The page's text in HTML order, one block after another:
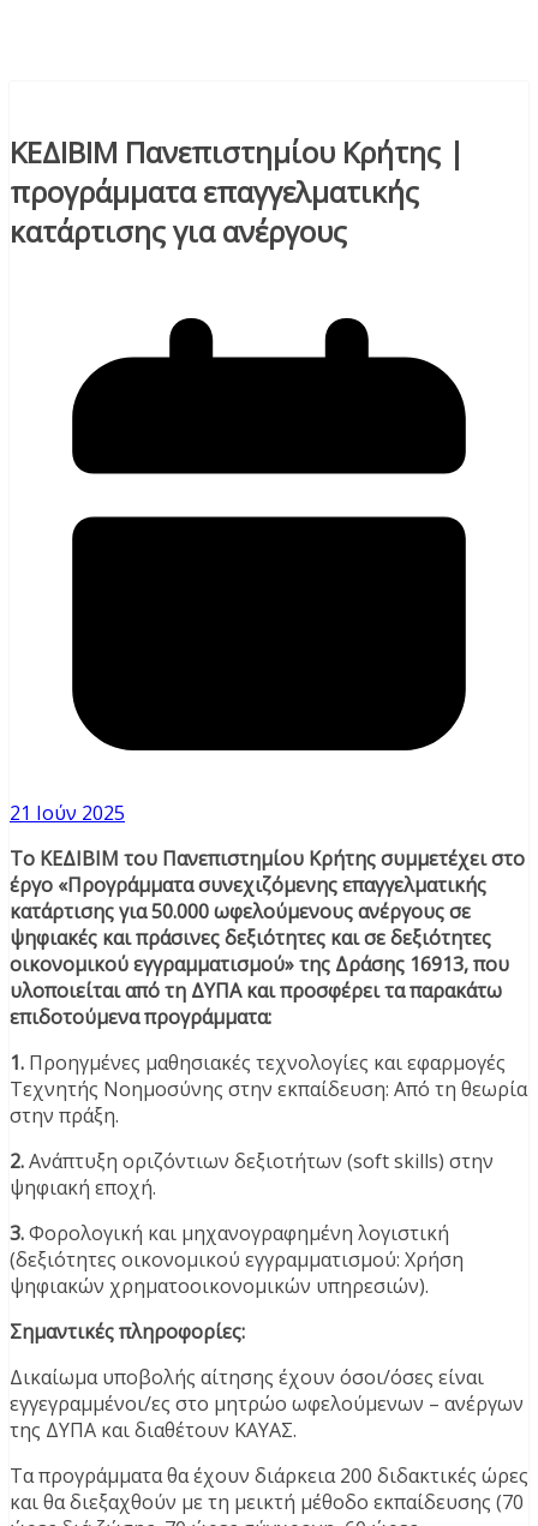
ΚΕΔΙΒΙΜ Πανεπιστημίου Κρήτης |
προγράμματα επαγγελματικής
κατάρτισης για ανέργους
21 Ιούν 2025
Το ΚΕΔΙΒΙΜ του Πανεπιστημίου Κρήτης συμμετέχει στο
έργο «Προγράμματα συνεχιζόμενης επαγγελματικής
κατάρτισης για 50.000 ωφελούμενους ανέργους σε
ψηφιακές και πράσινες δεξιότητες και σε δεξιότητες
οικονομικού εγγραμματισμού» της Δράσης 16913, που
υλοποιείται από τη ΔΥΠΑ και προσφέρει τα παρακάτω
επιδοτούμενα προγράμματα:
1. Προηγμένες μαθησιακές τεχνολογίες και εφαρμογές
Τεχνητής Νοημοσύνης στην εκπαίδευση: Από τη θεωρία
στην πράξη.
2.Ανάπτυξη οριζόντιων δεξιοτήτων (soft skills) στην
ψηφιακή εποχή.
3.Φορολογική και μηχανογραφημένη λογιστική
(δεξιότητες οικονομικού εγγραμματισμού: Χρήση
ψηφιακών χρηματοοικονομικών υπηρεσιών).
Σημαντικές πληροφορίες:
Δικαίωμα υποβολής αίτησης έχουν όσοι/όσες είναι
εγγεγραμμένοι/ες στο μητρώο ωφελούμενων – ανέργων
της ΔΥΠΑ και διαθέτουν ΚΑΥΑΣ.
Τα προγράμματα θα έχουν διάρκεια 200 διδακτικές ώρες
και θα διεξαχθούν με τη μεικτή μέθοδο εκπαίδευσης (70